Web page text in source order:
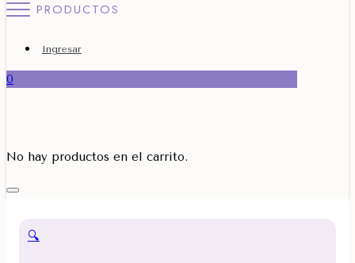
PRODUCTOS
Ingresar
0
No hay productos en el carrito.
🔍